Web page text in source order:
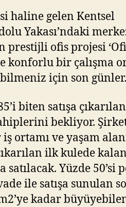
haline gelen Kentsel
Yakası’ndaki
prestijli ofis projesi
konforlu bir çalışma
için son
biten satışa
bekliyor.
ortamı ve yaşam
ilk kulede
Yüzde 50’si
ile satışa sunulan
kadar